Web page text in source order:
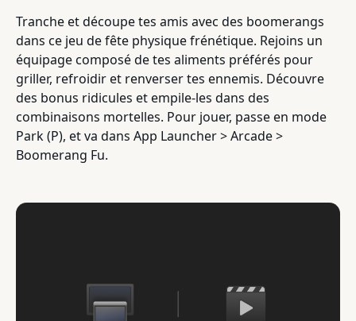
Tranche et découpe tes amis avec des boomerangs
dans ce jeu de fête physique frénétique. Rejoins un
équipage composé de tes aliments préférés pour
griller, refroidir et renverser tes ennemis. Découvre
des bonus ridicules et empile-les dans des
combinaisons mortelles. Pour jouer, passe en mode
Park (P), et va dans App Launcher > Arcade >
Boomerang Fu.